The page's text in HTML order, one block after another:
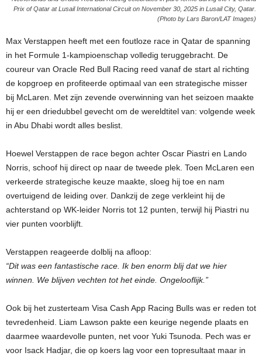
Prix of Qatar at Lusail International Circuit on November 30, 2025 in Lusail City, Qatar.
(Photo by Lars Baron/LAT Images)
Max Verstappen heeft met een foutloze race in Qatar de spanning
in het Formule 1-kampioenschap volledig teruggebracht. De
coureur van Oracle Red Bull Racing reed vanaf de start al richting
de kopgroep en profiteerde optimaal van een strategische misser
bij McLaren. Met zijn zevende overwinning van het seizoen maakte
hij er een driedubbel gevecht om de wereldtitel van: volgende week
in Abu Dhabi wordt alles beslist.
Hoewel Verstappen de race begon achter Oscar Piastri en Lando
Norris, schoof hij direct op naar de tweede plek. Toen McLaren een
verkeerde strategische keuze maakte, sloeg hij toe en nam
overtuigend de leiding over. Dankzij de zege verkleint hij de
achterstand op WK-leider Norris tot 12 punten, terwijl hij Piastri nu
vier punten voorblijft.
Verstappen reageerde dolblij na afloop:
“Dit was een fantastische race. Ik ben enorm blij dat we hier
winnen. We blijven vechten tot het einde. Ongelooflijk.”
Ook bij het zusterteam Visa Cash App Racing Bulls was er reden tot
tevredenheid. Liam Lawson pakte een keurige negende plaats en
daarmee waardevolle punten, net voor Yuki Tsunoda. Pech was er
voor Isack Hadjar, die op koers lag voor een topresultaat maar in